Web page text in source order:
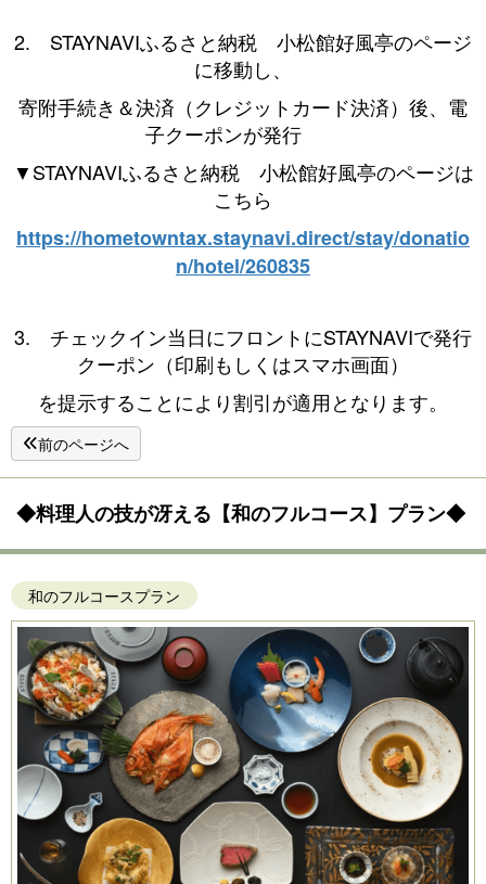
2. STAYNAVIふるさと納税 小松館好風亭のページ
に移動し、
寄附手続き＆決済（クレジットカード決済）後、電
子クーポンが発行
▼STAYNAVIふるさと納税 小松館好風亭のページは
こちら
https://hometowntax.staynavi.direct/stay/donatio
n/hotel/260835
3. チェックイン当日にフロントにSTAYNAVIで発行
クーポン（印刷もしくはスマホ画面）
を提示することにより割引が適用となります。
前のページへ
◆料理人の技が冴える【和のフルコース】プラン◆
和のフルコースプラン